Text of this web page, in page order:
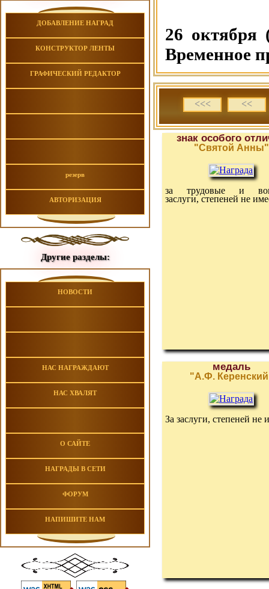
ДОБАВЛЕНИЕ НАГРАД
КОНСТРУКТОР ЛЕНТЫ
ГРАФИЧЕСКИЙ РЕДАКТОР
резерв
АВТОРИЗАЦИЯ
Другие разделы:
НОВОСТИ
НАС НАГРАЖДАЮТ
НАС ХВАЛЯТ
О САЙТЕ
НАГРАДЫ В СЕТИ
ФОРУМ
НАПИШИТЕ НАМ
26 октября
Временное
<<< <<
знак особого
"Святой Анны"
за трудовые и
заслуги, степеней не
медаль
"А.Ф.
За заслуги, степеней не